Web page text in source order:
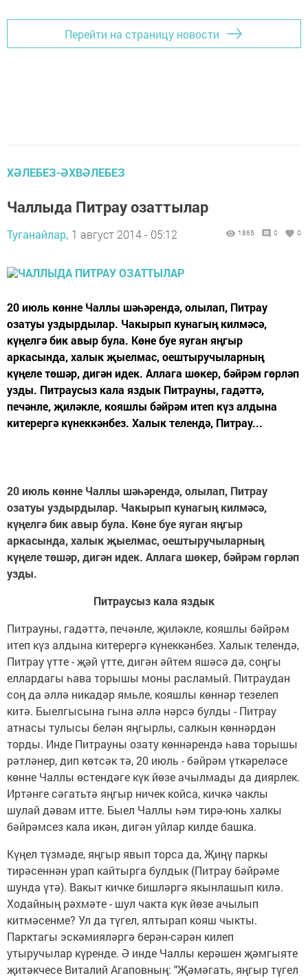
Перейти на страницу новости
ХӘЛЕБЕЗ-ӘХВӘЛЕБЕЗ
Чаллыда Питрау озаттылар
Туганайлар, 1 август 2014 - 05:12 1865 0 0
20 июль көнне Чаллы шәһәрендә, олылап, Питрау
озатуы уздырдылар. Чакырып кунагың килмәсә,
күңелгә бик авыр була. Көне буе яуган яңгыр
аркасында, халык җыелмас, оештыручыларның
күңеле төшәр, дигән идек. Аллага шөкер, бәйрәм гөрләп
узды. Питраусыз кала яздык Питрауны, гадәттә,
печәнле, җиләкле, кояшлы бәйрәм итеп күз алдына
китерергә күнеккәнбез. Халык телендә, Питрау...
20 июль көнне Чаллы шәһәрендә, олылап, Питрау
озатуы уздырдылар. Чакырып кунагың килмәсә,
күңелгә бик авыр була. Көне буе яуган яңгыр
аркасында, халык җыелмас, оештыручыларның
күңеле төшәр, дигән идек. Аллага шөкер, бәйрәм гөрләп
узды.
Питраусыз кала яздык
Питрауны, гадәттә, печәнле, җиләкле, кояшлы бәйрәм
итеп күз алдына китерергә күнеккәнбез. Халык телендә,
Питрау үтте - җәй үтте, дигән әйтем яшәсә дә, соңгы
еллардагы һава торышы моны расламый. Питраудан
соң да әллә никадәр ямьле, кояшлы көннәр тезелеп
китә. Быелгысына гына әллә нәрсә булды - Питрау
атнасы тулысы белән яңгырлы, салкын көннәрдән
торды. Инде Питрауны озату көннәрендә һава торышы
рәтләнер, дип көтсәк тә, 20 июль - бәйрәм үткәреләсе
көнне Чаллы өстендәге күк йөзе ачылмады да диярлек.
Иртәнге сәгатьтә яңгыр ничек койса, кичкә чаклы
шулай дәвам итте. Быел Чаллы һәм тирә-юнь халкы
бәйрәмсез кала икән, дигән уйлар килде башка.
Күңел түзмәде, яңгыр явып торса да, Җиңү паркы
тирәсеннән урап кайтырга булдык (Питрау бәйрәме
шунда үтә). Вакыт кичке бишләргә якынлашып килә.
Ходайның рәхмәте - шул чакта күк йөзе ачылып
китмәсенме? Ул да түгел, ялтырап кояш чыкты.
Парктагы эскәмияләргә берән-сәрән килеп
утыручылар күренде. Ә инде Чаллы керәшен җәмгыяте
җитәкчесе Виталий Агаповның: "Җәмәгать, яңгыр түгел